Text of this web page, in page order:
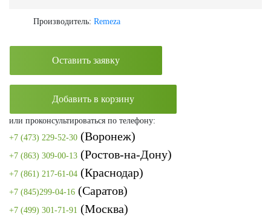
Производитель: Remeza
Оставить заявку
Добавить в корзину
или проконсультироваться по телефону:
+7 (473) 229-52-30 (Воронеж)
+7 (863) 309-00-13 (Ростов-на-Дону)
+7 (861) 217-61-04 (Краснодар)
+7 (845)299-04-16 (Саратов)
+7 (499) 301-71-91 (Москва)